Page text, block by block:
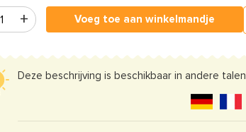
Voeg toe aan winkelmandje
Deze beschrijving is beschikbaar in andere talen